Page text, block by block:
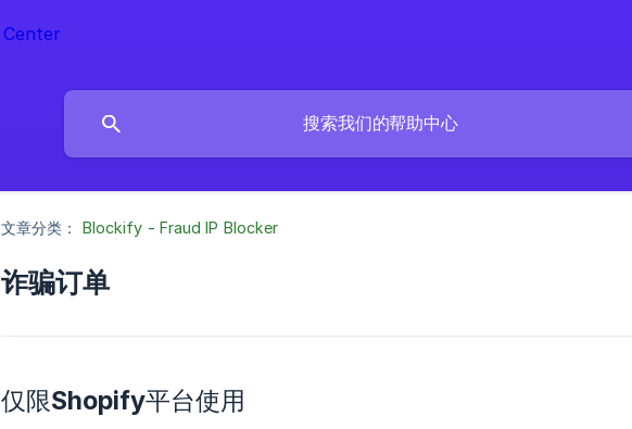
文章分类： Blockify - Fraud IP Blocker
诈骗订单
仅限Shopify平台使用